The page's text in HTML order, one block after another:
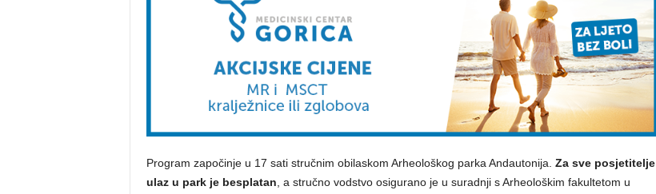
Program započinje u 17 sati stručnim obilaskom Arheološkog parka Andautonija. Za sve posjetitelje
ulaz u park je besplatan , a stručno vodstvo osigurano je u suradnji s Arheološkim fakultetom u